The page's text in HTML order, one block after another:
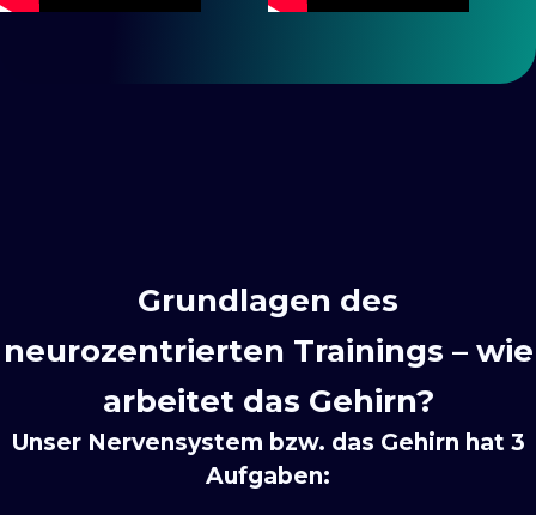
Grundlagen des
neurozentrierten Trainings – wie
arbeitet das Gehirn?
Unser Nervensystem bzw. das Gehirn hat 3
Aufgaben: